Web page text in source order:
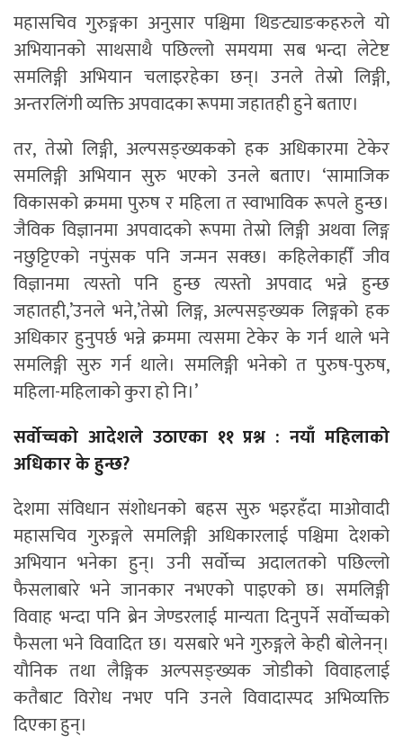
महासचिव गुरुङ्गका अनुसार पश्चिमा थिङट्याङकहरुले यो
अभियानको साथसाथै पछिल्लो समयमा सब भन्दा लेटेष्ट
समलिङ्गी अभियान चलाइरहेका छन्। उनले तेस्रो लिङ्गी,
अन्तरलिंगी व्यक्ति अपवादका रूपमा जहातही हुने बताए।
तर, तेस्रो लिङ्गी, अल्पसङ्ख्यकको हक अधिकारमा टेकेर
समलिङ्गी अभियान सुरु भएको उनले बताए। ‘सामाजिक
विकासको क्रममा पुरुष र महिला त स्वाभाविक रूपले हुन्छ।
जैविक विज्ञानमा अपवादको रूपमा तेस्रो लिङ्गी अथवा लिङ्ग
नछुट्टिएको नपुंसक पनि जन्मन सक्छ। कहिलेकाहीँ जीव
विज्ञानमा त्यस्तो पनि हुन्छ त्यस्तो अपवाद भन्ने हुन्छ
जहातही,’उनले भने,’तेस्रो लिङ्ग, अल्पसङ्ख्यक लिङ्गको हक
अधिकार हुनुपर्छ भन्ने क्रममा त्यसमा टेकेर के गर्न थाले भने
समलिङ्गी सुरु गर्न थाले। समलिङ्गी भनेको त पुरुष-पुरुष,
महिला-महिलाको कुरा हो नि।’
सर्वोच्चको आदेशले उठाएका ११ प्रश्न : नयाँ महिलाको
अधिकार के हुन्छ?
देशमा संविधान संशोधनको बहस सुरु भइरहँदा माओवादी
महासचिव गुरुङ्गले समलिङ्गी अधिकारलाई पश्चिमा देशको
अभियान भनेका हुन्। उनी सर्वोच्च अदालतको पछिल्लो
फैसलाबारे भने जानकार नभएको पाइएको छ। समलिङ्गी
विवाह भन्दा पनि ब्रेन जेण्डरलाई मान्यता दिनुपर्ने सर्वोच्चको
फैसला भने विवादित छ। यसबारे भने गुरुङ्गले केही बोलेनन्।
यौनिक तथा लैङ्गिक अल्पसङ्ख्यक जोडीको विवाहलाई
कतैबाट विरोध नभए पनि उनले विवादास्पद अभिव्यक्ति
दिएका हुन्।